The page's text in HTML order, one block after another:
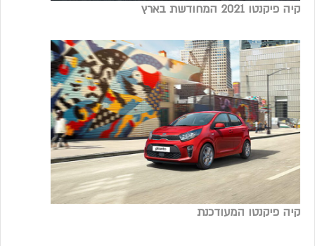
קיה פיקנטו 2021 המחודשת בארץ
קיה פיקנטו המעודכנת